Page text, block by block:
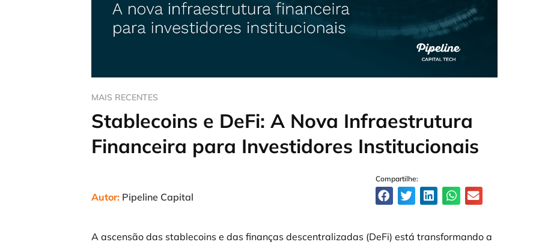
MAIS RECENTES
Stablecoins e DeFi: A Nova Infraestrutura
Financeira para Investidores Institucionais
Autor: Pipeline Capital
Compartilhe:
A ascensão das stablecoins e das finanças descentralizadas (DeFi) está transformando a